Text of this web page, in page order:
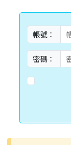
帳號：
密碼：